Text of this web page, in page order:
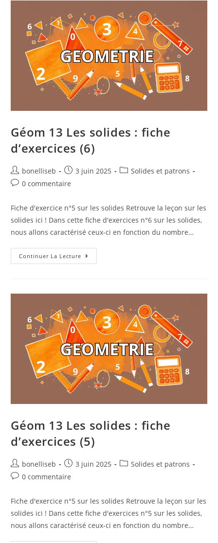
Géom 13 Les solides : fiche
d’exercices (6)
bonelliseb 3 juin 2025
Solides et patrons
0 commentaire
Fiche d'exercice n°5 sur les solides Retrouve la leçon sur les
solides ici ! Dans cette fiche d'exercices n°6 sur les solides,
nous allons caractérisé ceux-ci en fonction du nombre…
Continuer La Lecture
Géom 13 Les solides : fiche
d’exercices (5)
bonelliseb 3 juin 2025
Solides et patrons
0 commentaire
Fiche d'exercice n°5 sur les solides Retrouve la leçon sur les
solides ici ! Dans cette fiche d'exercices n°5 sur les solides,
nous allons caractérisé ceux-ci en fonction du nombre…